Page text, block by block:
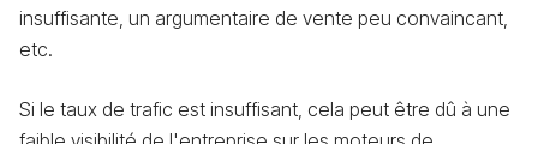
insuffisante, un argumentaire de vente peu convaincant,
etc.
Si le taux de trafic est insuffisant, cela peut être dû à une